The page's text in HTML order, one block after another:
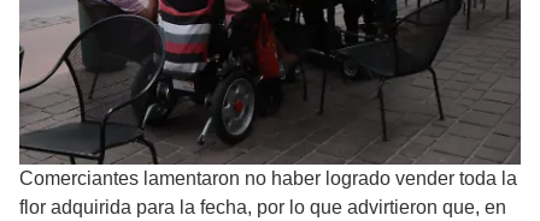
Comerciantes lamentaron no haber logrado vender toda la
flor adquirida para la fecha, por lo que advirtieron que, en